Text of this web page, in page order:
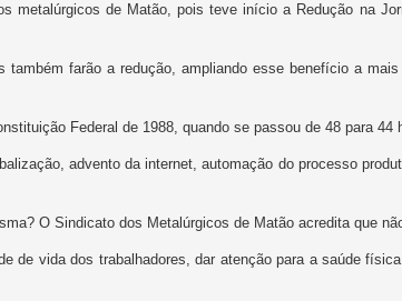
metalúrgicos de Matão, pois teve início a Redução na
farão a redução, ampliando esse benefício a
Federal de 1988, quando se passou de 48 para 44
advento da internet, automação do processo
O Sindicato dos Metalúrgicos de Matão acredita que
de vida dos trabalhadores, dar atenção para a saúde